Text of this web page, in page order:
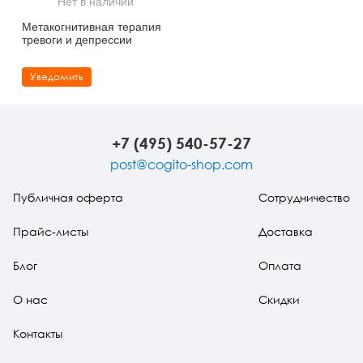
Сказкотерапия
Другие направления психотерапии
Психофизиология
Социальная психология
Учебная литература
Классический и юнгианский психоанализ
Метакогнитивная терапия
тревоги и депрессии
Уведомить
+7 (495) 540-57-27
post@cogito-shop.com
Публичная оферта
Прайс-листы
Блог
О нас
Контакты
Сотрудничество
Доставка
Оплата
Скидки